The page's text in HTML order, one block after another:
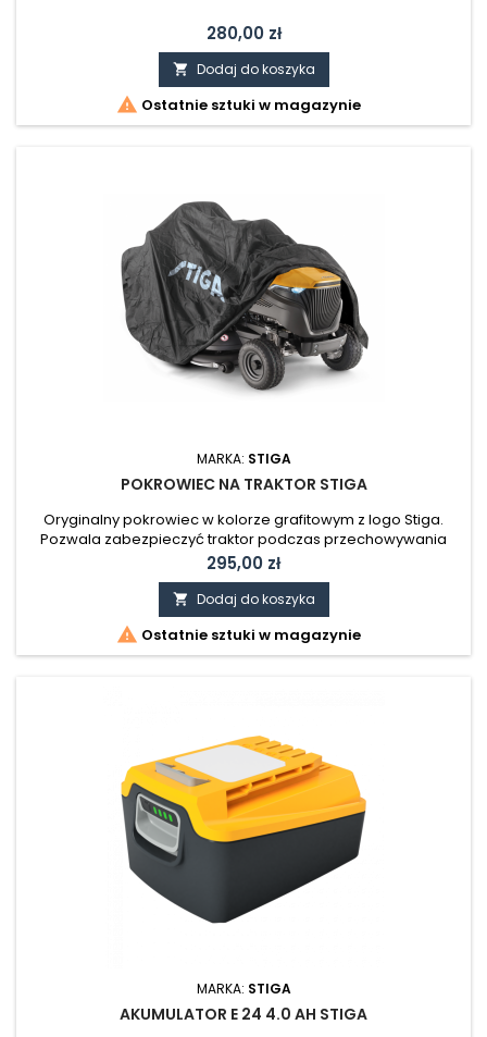
Cena
280,00 zł
 Dodaj do koszyka
 Ostatnie sztuki w magazynie
MARKA: STIGA
POKROWIEC NA TRAKTOR STIGA
Oryginalny pokrowiec w kolorze grafitowym z logo Stiga.
Pozwala zabezpieczyć traktor podczas przechowywania
przed wpływem warunków atmosferycznych, kurzem i pyłem.
Wykonany z wodoodpornego nylonu. Pasuje do traktorów:
Combi / Estate / Tornado WAGA: 1,50 KG
Cena
295,00 zł
 Dodaj do koszyka
 Ostatnie sztuki w magazynie
MARKA: STIGA
AKUMULATOR E 24 4.0 AH STIGA